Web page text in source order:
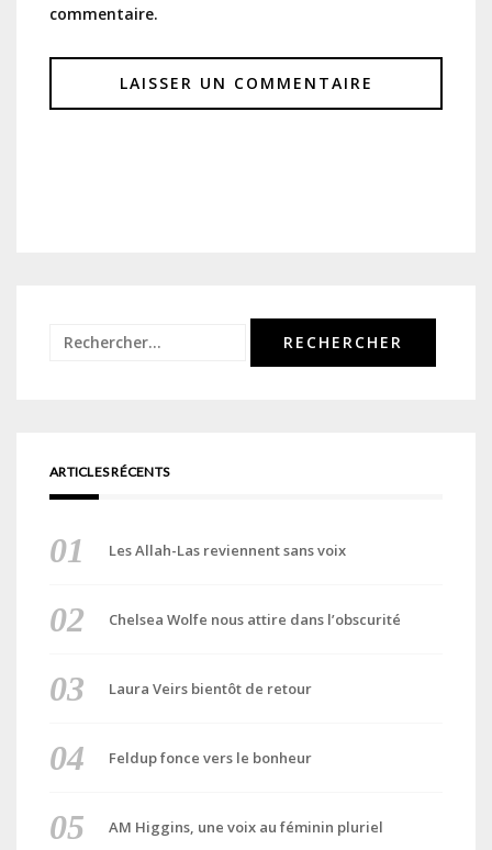
commentaire.
Rechercher :
ARTICLES RÉCENTS
Les Allah-Las reviennent sans voix
Chelsea Wolfe nous attire dans l’obscurité
Laura Veirs bientôt de retour
Feldup fonce vers le bonheur
AM Higgins, une voix au féminin pluriel